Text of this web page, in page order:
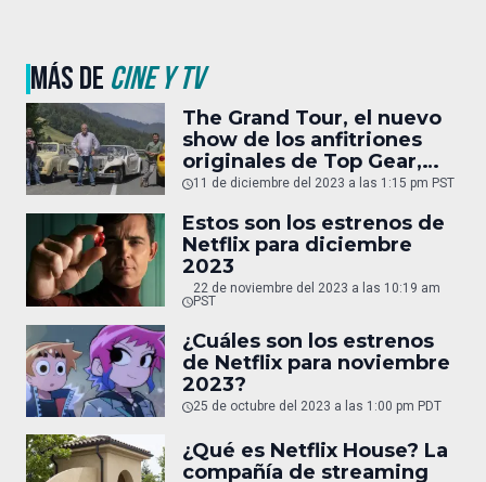
MÁS DE CINE Y TV
The Grand Tour, el nuevo
show de los anfitriones
originales de Top Gear,
tampoco continuará
11 de diciembre del 2023 a las 1:15 pm PST
Estos son los estrenos de
Netflix para diciembre
2023
22 de noviembre del 2023 a las 10:19 am
PST
¿Cuáles son los estrenos
de Netflix para noviembre
2023?
25 de octubre del 2023 a las 1:00 pm PDT
¿Qué es Netflix House? La
compañía de streaming